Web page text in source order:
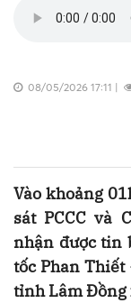
08/05/2026 17:11 |
Vào khoảng
sát PCCC và
nhận được tin
tốc Phan Thiết
tỉnh Lâm Đồng